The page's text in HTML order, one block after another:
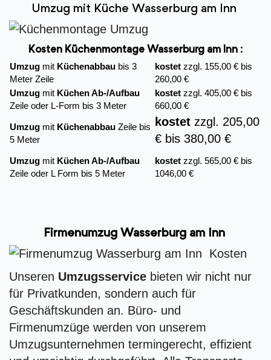
Umzug mit Küche Wasserburg am Inn
Kosten Küchenmontage Wasserburg am Inn :
Umzug mit Küchenabbau bis 3
Meter Zeile
kostet zzgl. 155,00 € bis
260,00 €
Umzug mit Küchen Ab-/Aufbau
Zeile oder L-Form bis 3 Meter
kostet zzgl. 405,00 € bis
660,00 €
Umzug mit Küchenabbau Zeile bis
5 Meter
kostet zzgl. 205,00
€ bis 380,00 €
Umzug mit Küchen Ab-/Aufbau
Zeile oder L Form bis 5 Meter
kostet zzgl. 565,00 € bis
1046,00 €
Firmenumzug Wasserburg am Inn
Unseren Umzugsservice bieten wir nicht nur
für Privatkunden, sondern auch für
Geschäftskunden an. Büro- und
Firmenumzüge werden von unserem
Umzugsunternehmen termingerecht, effizient